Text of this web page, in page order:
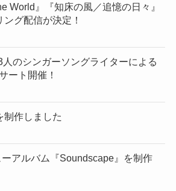
World』『知床の風／追憶の日々』
グ配信が決定！
人のシンガーソングライターによる
ート開催！
制作しました
アルバム『Soundscape』を制作